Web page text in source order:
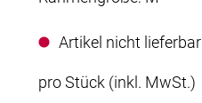
Artikel nicht lieferbar
pro Stück (inkl. MwSt.)